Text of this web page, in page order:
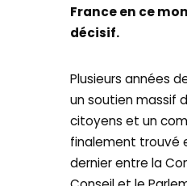
France en ce
décisif.
Plusieurs années
un soutien massif
citoyens et un
finalement trouvé
dernier entre la